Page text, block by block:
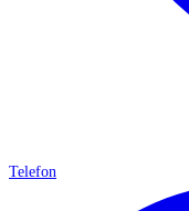
Telefon